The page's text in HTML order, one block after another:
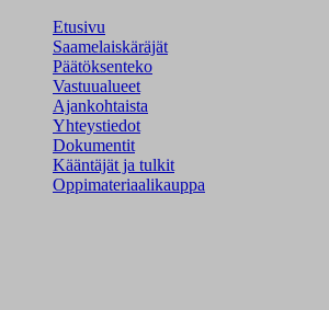
Etusivu
Saamelaiskäräjät
Päätöksenteko
Vastuualueet
Ajankohtaista
Yhteystiedot
Dokumentit
Kääntäjät ja tulkit
Oppimateriaalikauppa